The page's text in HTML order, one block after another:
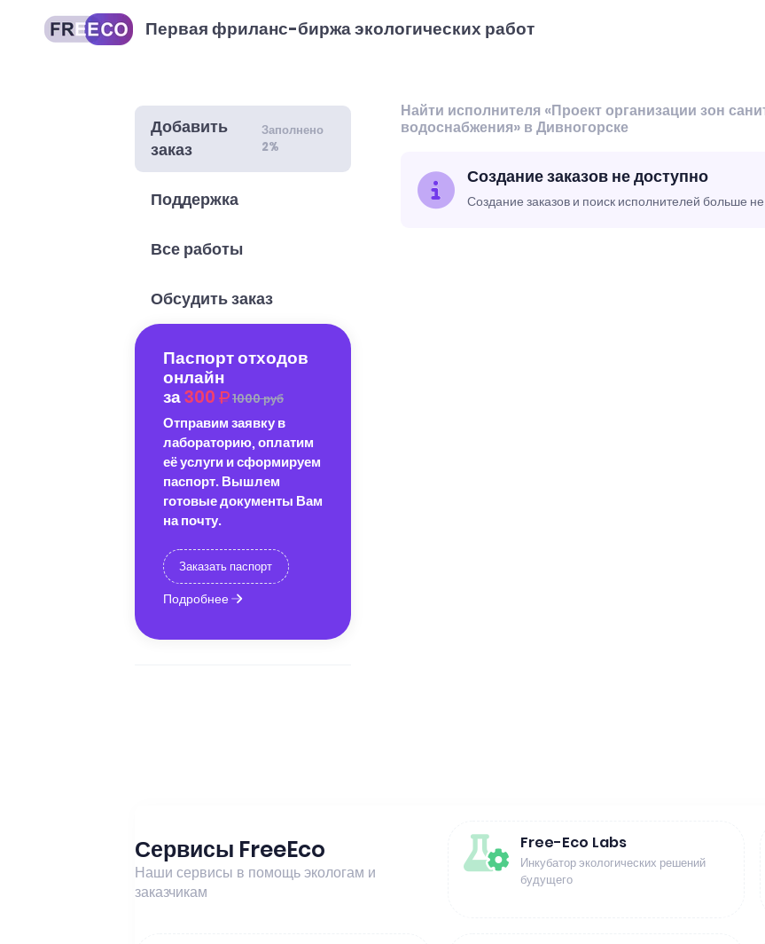
Первая фриланс-биржа экологических работ
Добавить
заказ
Заполнено
2%
Поддержка
Все работы
Обсудить заказ
Паспорт отходов
онлайн
за300 1000 руб
Отправим заявку в
лабораторию, оплатим
её услуги и сформируем
паспорт. Вышлем
готовые документы Вам
на почту.
Заказать паспорт
Подробнее
Найти исполнителя «Проект организации зон
водоснабжения» в Дивногорске
Создание заказов не доступно
Создание заказов и поиск исполнителей больше
Сервисы FreeEco
Наши сервисы в помощь экологам и
заказчикам
Free-Eco Labs
Инкубатор экологических решений
будущего